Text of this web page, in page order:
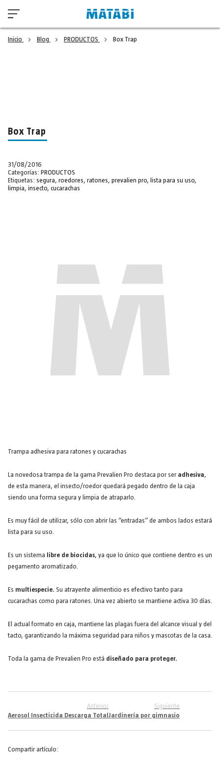
Inicio Blog PRODUCTOS Box Trap
Box Trap
31/08/2016
Categorías: PRODUCTOS
Etiquetas: segura, roedores, ratones, prevalien pro, lista para su uso,
limpia, insecto, cucarachas
Trampa adhesiva para ratones y cucarachas
La novedosa trampa de la gama Prevalien Pro destaca por ser adhesiva,
de esta manera, el insecto/roedor quedará pegado dentro de la caja
siendo una forma segura y limpia de atraparlo.
Es muy fácil de utilizar, sólo con abrir las “entradas” de ambos lados estará
lista para su uso.
Es un sistema libre de biocidas, ya que lo único que contiene dentro es un
pegamento aromatizado.
Es multiespecie. Su atrayente alimenticio es efectivo tanto para
cucarachas como para ratones. Una vez abierto se mantiene activa 30 días.
El actual formato en caja, mantiene las plagas fuera del alcance visual y del
tacto, garantizando la máxima seguridad para niños y mascotas de la casa.
Toda la gama de Prevalien Pro está diseñado para proteger.
Anterior
Aerosol Insecticida Descarga Total
Siguiente
Jardinería por gimnasio
Compartir artículo: